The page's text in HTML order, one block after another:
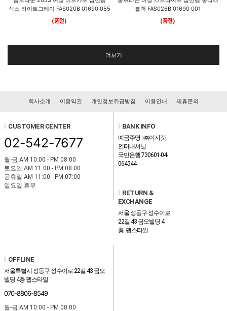
삭스 라이트그레이 FAS020B 01690 055
(품절)
블랙 FAS026B 01690 001
(품절)
더보기
회사소개 이용약관 개인정보취급방침 이용안내 제휴문의
l CUSTOMER CENTER
02-542-7677
월-금 AM 10:00 - PM 08:00
토요일 AM 11:00 - PM 08:00
공휴일 AM 11:00 - PM 07:00
일요일 휴무
l BANK INFO
예금주명 : ㈜이지겟
인터내셔널
국민은행 730601-04-
064544
l RETURN &
EXCHANGE
서울 성동구 성수이로
22길 43 금오빌딩 4
층 팹스타일
l OFFLINE
서울특별시 성동구 성수이로 22길 43 금오
빌딩 4층 팹스타일
070-8806-8549
월-금 AM 10:00 - PM 08:00